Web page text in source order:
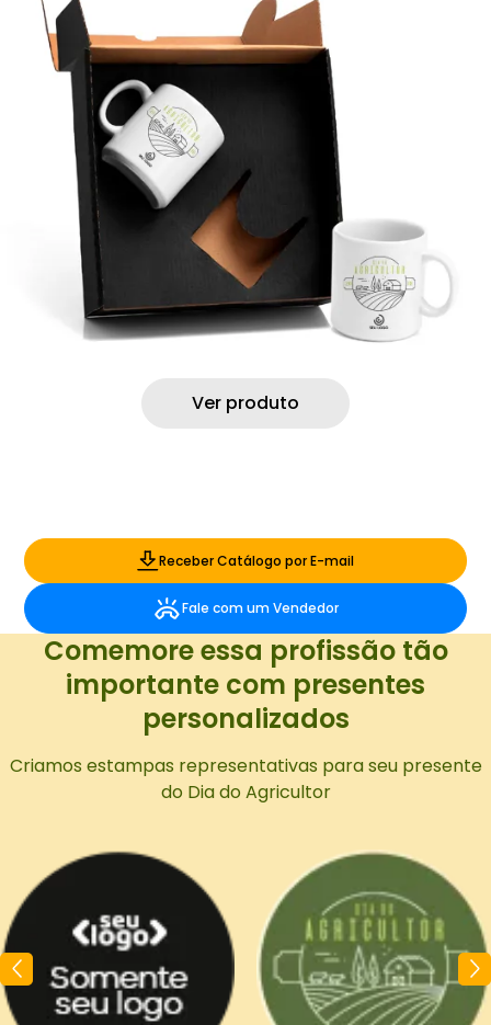
Ver produto
Receber Catálogo por E-mail
Fale com um Vendedor
Comemore essa profissão tão
importante com presentes
personalizados
Criamos estampas representativas para seu presente
do Dia do Agricultor